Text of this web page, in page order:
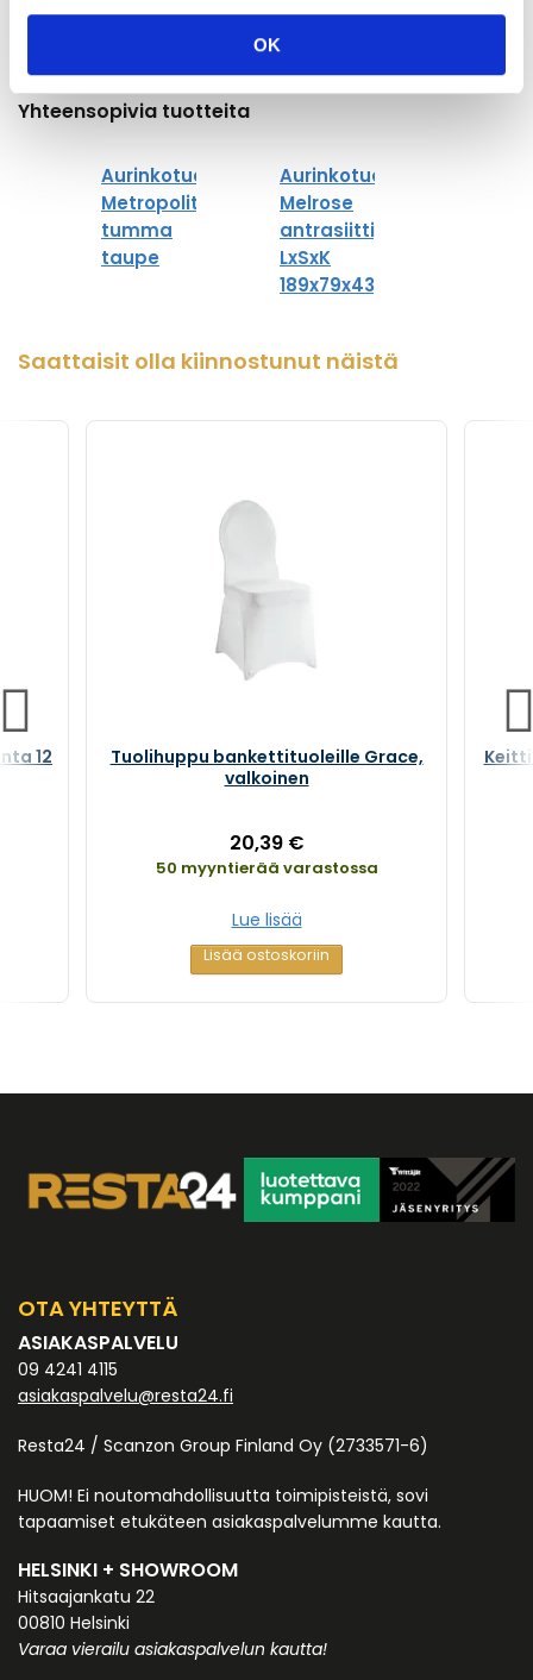
OK
Pinottava (kalusteet)
Kyllä
Yhteensopivia tuotteita
Aurinkotuoli
Metropolitan,
tumma
taupe
Aurinkotuoli
Melrose
antrasiitti,
LxSxK
189x79x43,5
Saattaisit olla kiinnostunut näistä
12
Tuolihuppu bankettituoleille Grace,
valkoinen
20,39 €
50 myyntierää varastossa
Lue lisää
Lisää ostoskoriin
OTA YHTEYTTÄ
ASIAKASPALVELU
09 4241 4115
asiakaspalvelu@resta24.fi
Resta24 / Scanzon Group Finland Oy (2733571-6)
HUOM! Ei noutomahdollisuutta toimipisteistä, sovi
tapaamiset etukäteen asiakaspalvelumme kautta.
HELSINKI + SHOWROOM
Hitsaajankatu 22
00810 Helsinki
Varaa vierailu asiakaspalvelun kautta!